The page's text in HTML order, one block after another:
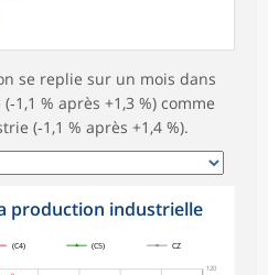
se replie sur un mois dans
% après +1,3 %) comme
(‑1,1 % après +1,4 %).
production industrielle
120
(C4) (C5) CZ